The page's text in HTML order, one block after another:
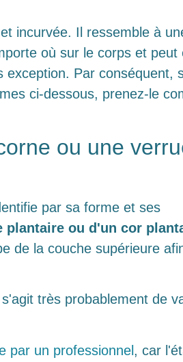
incurvée. Il ressemble à
où sur le corps et peut
Par conséquent,
ci-dessous, prenez-le
ou une
par sa forme et ses
plantaire ou d'un cor
de la couche supérieure
très probablement de
par un professionnel , car